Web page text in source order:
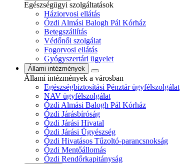
Egészségügyi szolgáltatások
Háziorvosi ellátás
Ózdi Almási Balogh Pál Kórház
Betegszállítás
Védőnői szolgálat
Fogorvosi ellátás
Gyógyszertári ügyelet
Állami intézmények
Állami intézmények a városban
Egészségbiztosítási Pénztár ügyfélszolgálat
NAV ügyfélszolgálat
Ózdi Almási Balogh Pál Kórház
Ózdi Járásbíróság
Ózdi Járási Hivatal
Ózdi Járási Ügyészség
Ózdi Hivatásos Tűzoltó-parancsnokság
Ózdi Mentőállomás
Ózdi Rendőrkapitányság